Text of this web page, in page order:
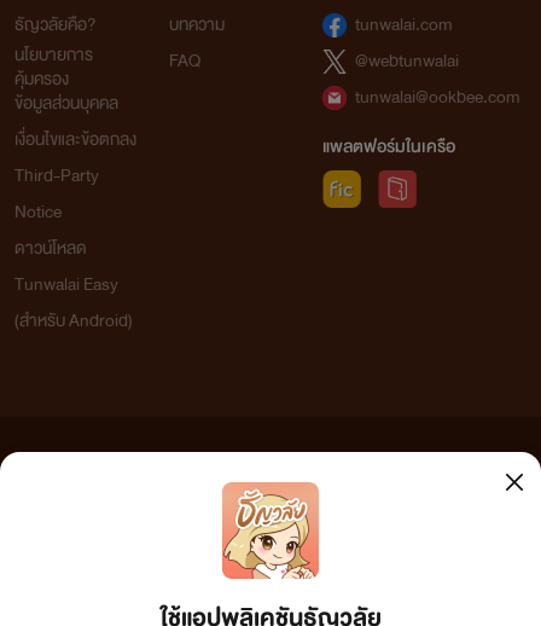
ใช้แอปพลิเคชันธัญวลัย
ธัญวลัยคือ?
นโยบายการ
คุ้มครอง
ข้อมูลส่วนบุคคล
เงื่อนไขและข้อตกลง
Third-Party
Notice
ดาวน์โหลด
Tunwalai Easy
(สำหรับ Android)
บทความ
FAQ
tunwalai.com
@webtunwalai
tunwalai@ookbee.com
แพลตฟอร์มในเครือ
เว็บไซต์แห่งนี้ไม่ได้เห็นด้วยและไม่ขอรับผิดชอบต่อข้อความใดๆ ทั้งสิ้น ดังนั้นผู้อ่านทุกท่านโปรดใช้
วิจารณญาณในการกลั่นกรองด้วยตนเอง และหากท่านพบข้อความใดๆ ที่ขัดต่อกฎหมายและศีลธรรม
กรุณาแจ้งมาที่ tunwalai@ookbee.com เพื่อทีมงานจะได้ดำเนินการในทันที ทั้งนี้ ทางเว็บไซต์ขอสงวน
ลิขสิทธิ์ตามพระราชบัญญัติลิขสิทธิ์ (ฉบับเพิ่มเติม) พ.ศ.2558